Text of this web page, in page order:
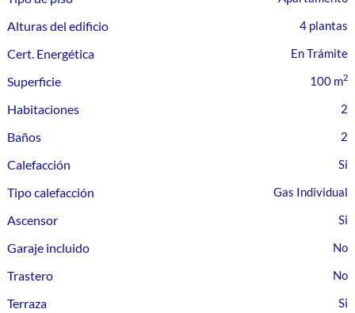
Alturas del edificio 4 plantas
Cert. Energética En Trámite
Superficie 100 m2
Habitaciones 2
Baños 2
Calefacción
Tipo calefacción
Gas Individual
Ascensor
Garaje incluido
Trastero
Terraza